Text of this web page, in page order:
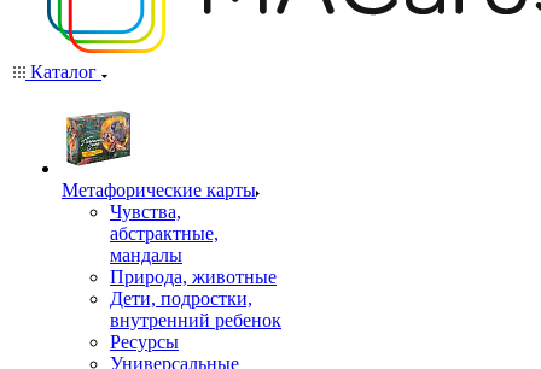
Каталог
Mетафорические карты
Чувства,
абстрактные,
мандалы
Природа, животные
Дети, подростки,
внутренний ребенок
Ресурсы
Универсальные